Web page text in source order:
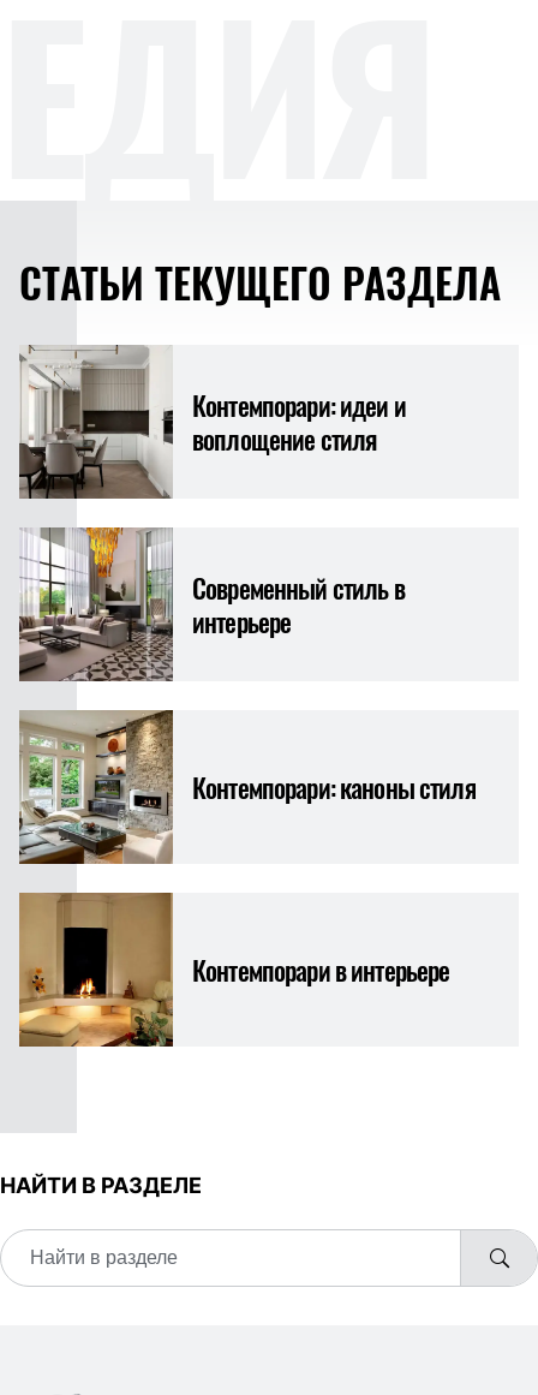
СТАТЬИ ТЕКУЩЕГО РАЗДЕЛА
Контемпорари: идеи и
воплощение стиля
Современный стиль в
интерьере
Контемпорари: каноны стиля
Контемпорари в интерьере
НАЙТИ В РАЗДЕЛЕ